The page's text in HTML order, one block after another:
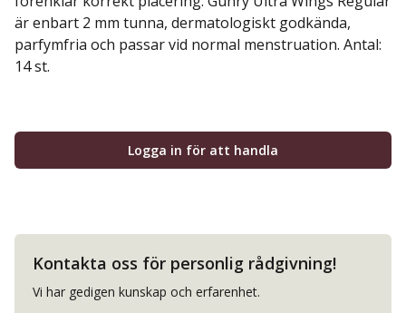
är enbart 2 mm tunna, dermatologiskt godkända,
parfymfria och passar vid normal menstruation. Antal:
14 st.
Logga in för att handla
Kontakta oss för personlig rådgivning!
Vi har gedigen kunskap och erfarenhet.